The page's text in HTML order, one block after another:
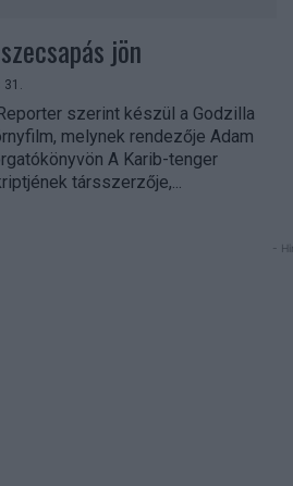
jön
szerint készül a Godzilla
melynek rendezője Adam
A Karib-tenger
társszerzője,...
-